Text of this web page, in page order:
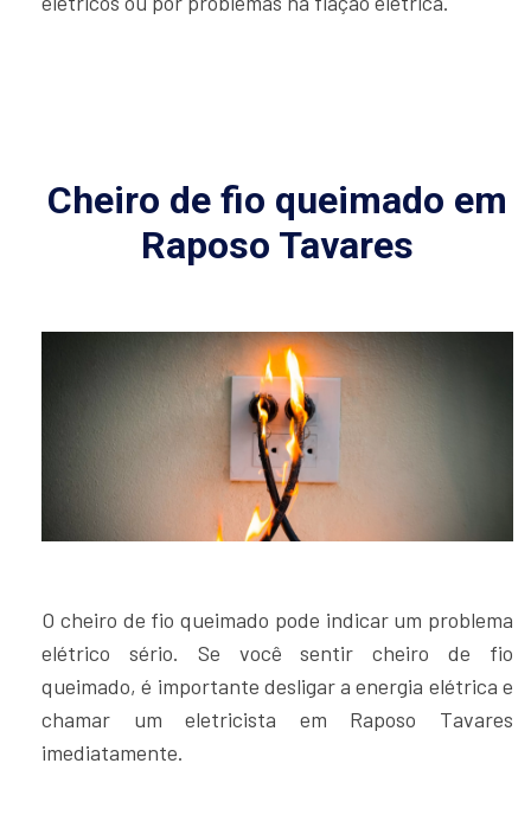
Cheiro de fio queimado em
Raposo Tavares
O cheiro de fio queimado pode indicar um problema
elétrico sério. Se você sentir cheiro de fio
queimado, é importante desligar a energia elétrica e
chamar um eletricista em Raposo Tavares
imediatamente.